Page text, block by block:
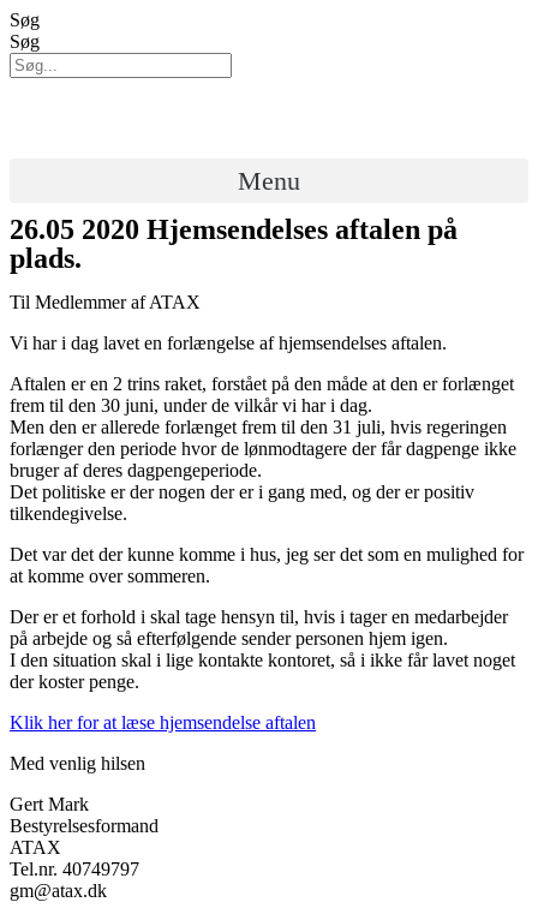
Videre
til
indhold
Søg
Søg
Menu
26.05 2020 Hjemsendelses aftalen på
plads.
Til Medlemmer af ATAX
Vi har i dag lavet en forlængelse af hjemsendelses aftalen.
Aftalen er en 2 trins raket, forstået på den måde at den er forlænget
frem til den 30 juni, under de vilkår vi har i dag.
Men den er allerede forlænget frem til den 31 juli, hvis regeringen
forlænger den periode hvor de lønmodtagere der får dagpenge ikke
bruger af deres dagpengeperiode.
Det politiske er der nogen der er i gang med, og der er positiv
tilkendegivelse.
Det var det der kunne komme i hus, jeg ser det som en mulighed for
at komme over sommeren.
Der er et forhold i skal tage hensyn til, hvis i tager en medarbejder
på arbejde og så efterfølgende sender personen hjem igen.
I den situation skal i lige kontakte kontoret, så i ikke får lavet noget
der koster penge.
Klik her for at læse hjemsendelse aftalen
Med venlig hilsen
Gert Mark
Bestyrelsesformand
ATAX
Tel.nr. 40749797
gm@atax.dk